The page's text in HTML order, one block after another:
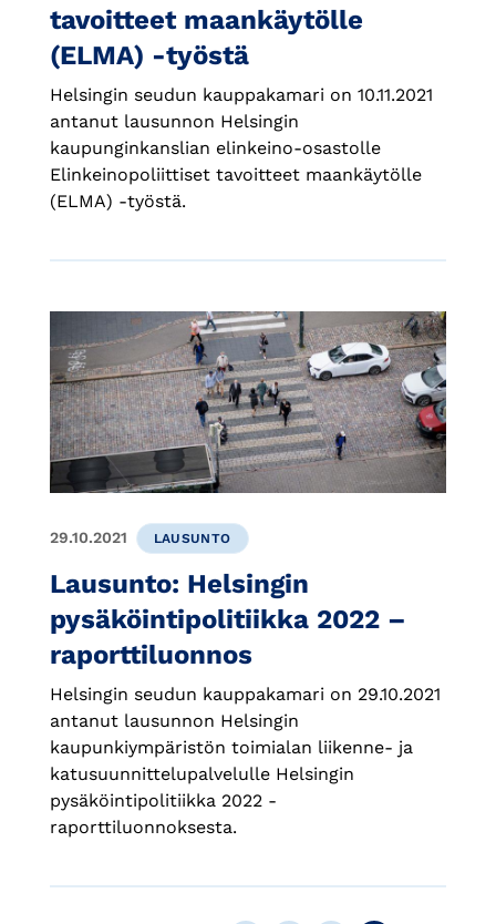
tavoitteet maankäytölle
(ELMA) -työstä
Helsingin seudun kauppakamari on 10.11.2021
antanut lausunnon Helsingin
kaupunginkanslian elinkeino-osastolle
Elinkeinopoliittiset tavoitteet maankäytölle
(ELMA) -työstä.
29.10.2021 LAUSUNTO
Lausunto: Helsingin
pysäköintipolitiikka 2022 –
raporttiluonnos
Helsingin seudun kauppakamari on 29.10.2021
antanut lausunnon Helsingin
kaupunkiympäristön toimialan liikenne- ja
katusuunnittelupalvelulle Helsingin
pysäköintipolitiikka 2022 -
raporttiluonnoksesta.